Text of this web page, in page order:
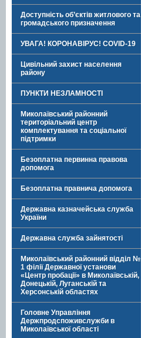
Доступність об’єктів житлового та
громадського призначення
УВАГА! КОРОНАВІРУС! COVID-19
Цивільний захист населення
району
ПУНКТИ НЕЗЛАМНОСТІ
Миколаївський районний
територіальний центр
комплектування та соціальної
підтримки
Безоплатна первинна правова
допомога
Безоплатна правнича допомога
Державна казначейська служба
України
Державна служба зайнятості
Миколаївський районний відділ №
1 філії Державної установи
«Центр пробації» в Миколаївській,
Донецькій, Луганській та
Херсонській областях
Головне Управління
Держпродспоживслужби в
Миколаївської області